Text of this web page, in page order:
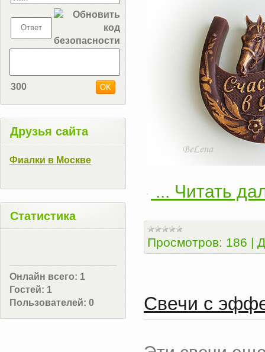
... Читать
Просмотров: 186 |
Свечи с
300
Друзья сайта
Фиалки в Москве
Статистика
Онлайн всего: 1
Гостей: 1
Пользователей: 0